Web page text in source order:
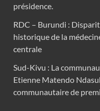
présidence.
RDC – Burundi :
historique de la
centrale
Sud-Kivu : La
Etienne Matendo
communautaire de